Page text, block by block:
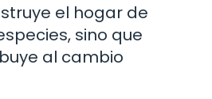
el hogar de
sino que
al cambio